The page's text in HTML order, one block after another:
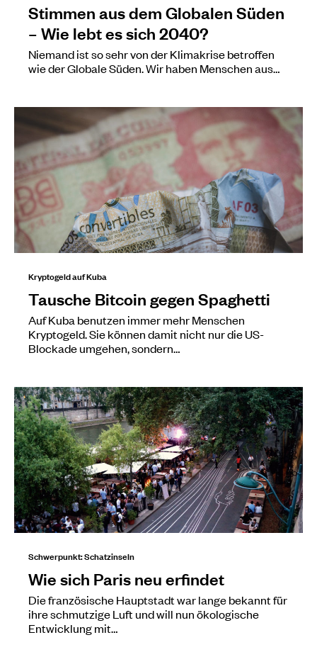
Stimmen aus dem Globalen Süden
– Wie lebt es sich 2040?
Niemand ist so sehr von der Klimakrise betroffen
wie der Globale Süden. Wir haben Menschen aus…
Kryptogeld auf Kuba
Tausche Bitcoin gegen Spaghetti
Auf Kuba benutzen immer mehr Menschen
Kryptogeld. Sie können damit nicht nur die US-
Blockade umgehen, sondern…
Schwerpunkt: Schatzinseln
Wie sich Paris neu erfindet
Die französische Hauptstadt war lange bekannt für
ihre schmutzige Luft und will nun ökologische
Entwicklung mit…